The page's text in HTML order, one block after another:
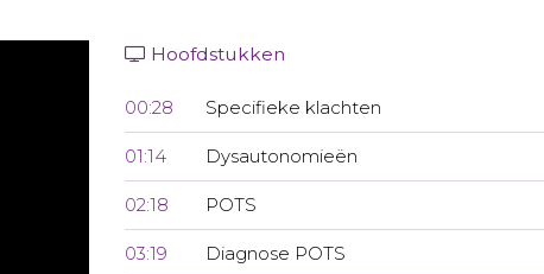
Hoofdstukken
00:28 Specifieke klachten
01:14 Dysautonomieën
02:18 POTS
03:19 Diagnose POTS